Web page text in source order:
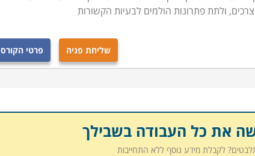
ולתת פתרונות הולמים לבעיות הקשורות
שליחת פניה פרטי הקורס
את כל העבודה בשבילך
לקבלת מידע נוסף ללא התחייבות